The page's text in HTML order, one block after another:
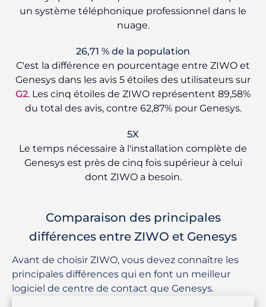
un système téléphonique professionnel dans le
nuage.
26,71 % de la population
C'est la différence en pourcentage entre ZIWO et
Genesys dans les avis 5 étoiles des utilisateurs sur
G2. Les cinq étoiles de ZIWO représentent 89,58%
du total des avis, contre 62,87% pour Genesys.
5X
Le temps nécessaire à l'installation complète de
Genesys est près de cinq fois supérieur à celui
dont ZIWO a besoin.
Comparaison des principales
différences entre ZIWO et Genesys
Avant de choisir ZIWO, vous devez connaître les
principales différences qui en font un meilleur
logiciel de centre de contact que Genesys.